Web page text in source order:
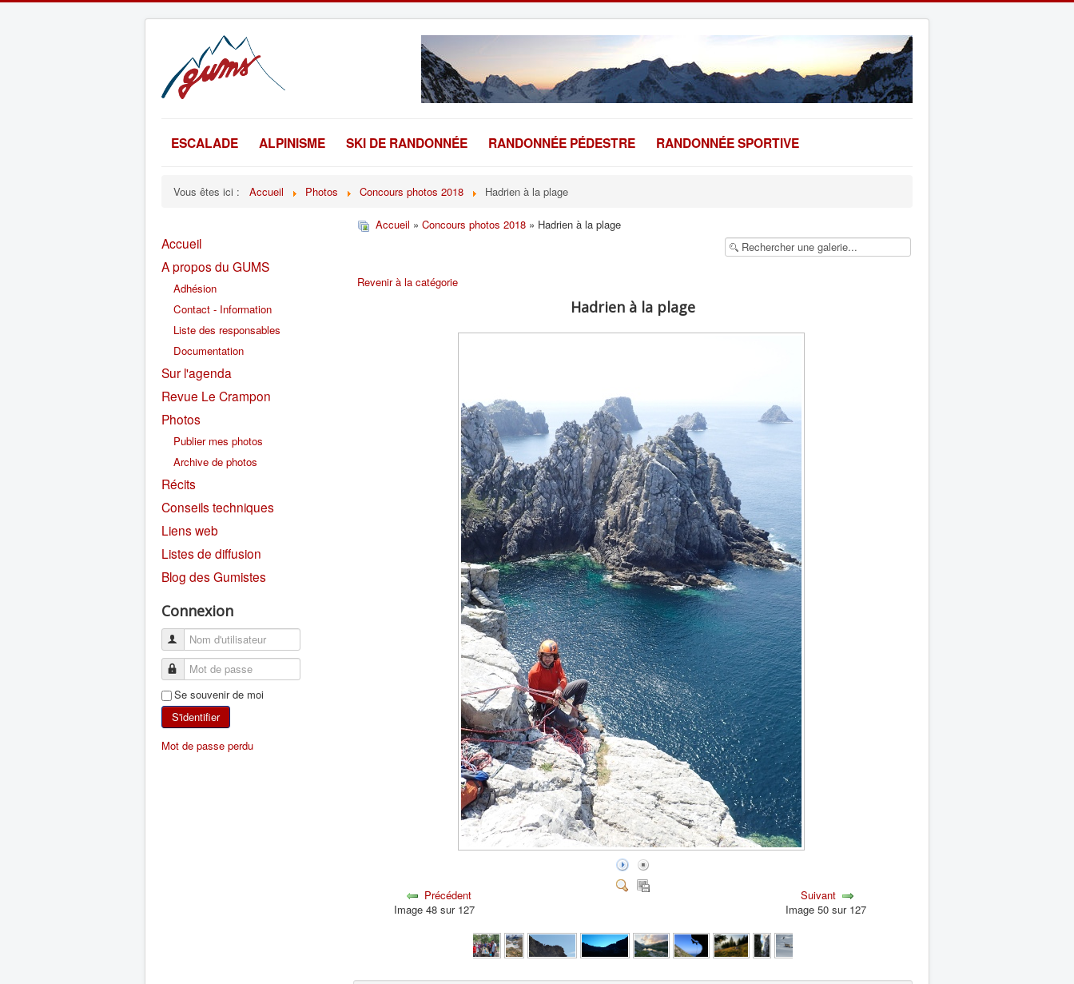
ESCALADE ALPINISME SKI DE RANDONNÉE RANDONNÉE PÉDESTRE RANDONNÉE SPORTIVE
Vous êtes ici : Accueil Photos Concours photos 2018 Hadrien à la plage
Accueil
A propos du GUMS
Adhésion
Contact - Information
Liste des responsables
Documentation
Sur l'agenda
Revue Le Crampon
Photos
Publier mes photos
Archive de photos
Récits
Conseils techniques
Liens web
Listes de diffusion
Blog des Gumistes
Connexion
Se souvenir de moi
S'identifier
Mot de passe perdu
Accueil » Concours photos 2018 » Hadrien à la plage
Revenir à la catégorie
Hadrien à la plage
Précédent
Image 48 sur 127
Suivant
Image 50 sur 127